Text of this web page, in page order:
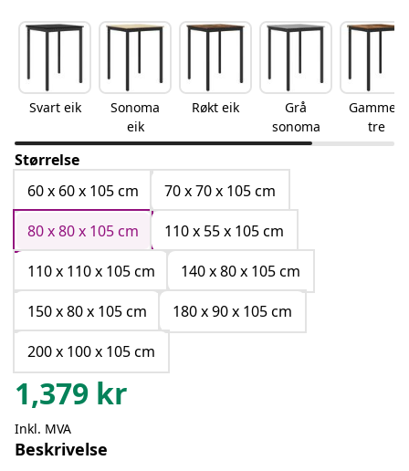
Svart eik
Sonoma
eik
Røkt eik
Grå
sonoma
Gammelt
tre
Størrelse
60 x 60 x 105 cm
70 x 70 x 105 cm
80 x 80 x 105 cm
110 x 55 x 105 cm
110 x 110 x 105 cm
140 x 80 x 105 cm
150 x 80 x 105 cm
180 x 90 x 105 cm
200 x 100 x 105 cm
1,379 kr
Inkl. MVA
Beskrivelse